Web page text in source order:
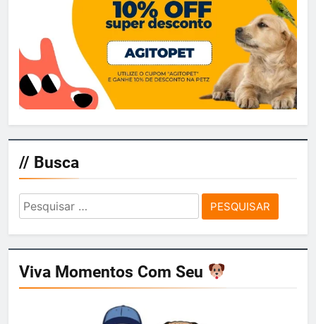
// Busca
Pesquisar
por:
Viva Momentos Com Seu